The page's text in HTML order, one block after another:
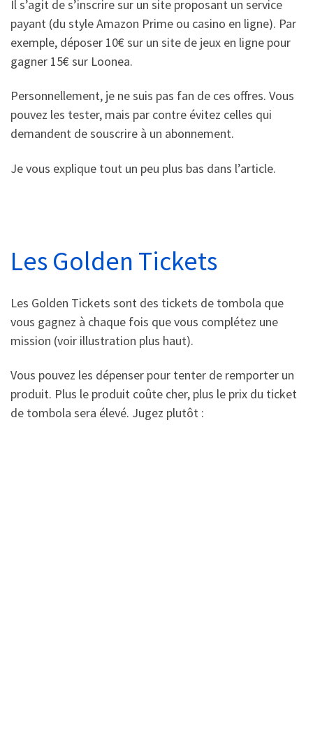
Il s’agit de s’inscrire sur un site proposant un service
payant (du style Amazon Prime ou casino en ligne). Par
exemple, déposer 10€ sur un site de jeux en ligne pour
gagner 15€ sur Loonea.
Personnellement, je ne suis pas fan de ces offres. Vous
pouvez les tester, mais par contre évitez celles qui
demandent de souscrire à un abonnement.
Je vous explique tout un peu plus bas dans l’article.
Les Golden Tickets
Les Golden Tickets sont des tickets de tombola que
vous gagnez à chaque fois que vous complétez une
mission (voir illustration plus haut).
Vous pouvez les dépenser pour tenter de remporter un
produit. Plus le produit coûte cher, plus le prix du ticket
de tombola sera élevé. Jugez plutôt :